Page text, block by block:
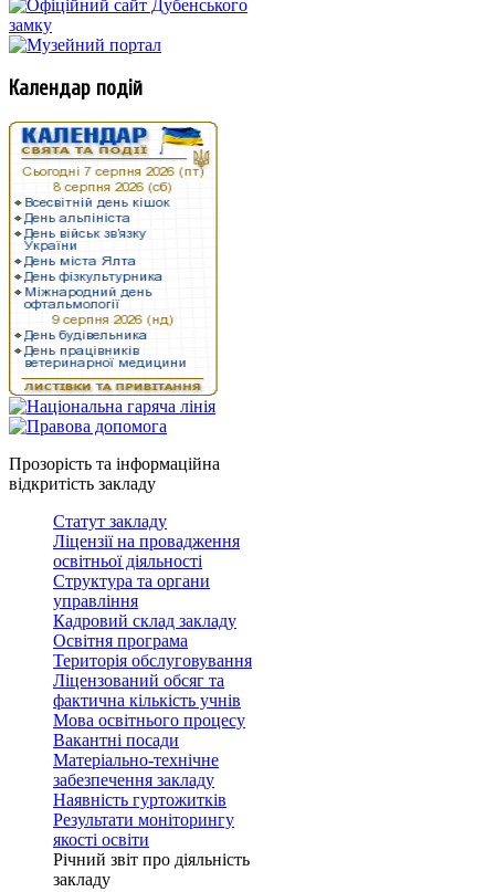
Календар подій
Прозорість та інформаційна
відкритість закладу
Статут закладу
Ліцензії на провадження
освітньої діяльності
Структура та органи
управління
Кадровий склад закладу
Освітня програма
Територія обслуговування
Ліцензований обсяг та
фактична кількість учнів
Мова освітнього процесу
Вакантні посади
Матеріально-технічне
забезпечення закладу
Наявність гуртожитків
Результати моніторингу
якості освіти
Річний звіт про діяльність
закладу